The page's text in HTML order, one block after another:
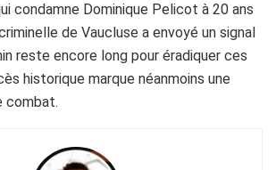
condamne Dominique Pelicot à 20 ans
de Vaucluse a envoyé un signal
reste encore long pour éradiquer ces
historique marque néanmoins une
combat.